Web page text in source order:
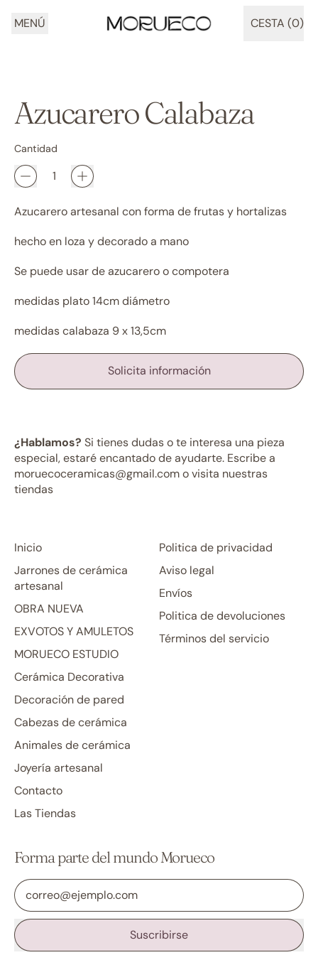
MENÚ CESTA (0)
ARTÍCULOS
Azucarero Calabaza
Cantidad
Azucarero artesanal con forma de frutas y hortalizas
hecho en loza y decorado a mano
Se puede usar de azucarero o compotera
medidas plato 14cm diámetro
medidas calabaza 9 x 13,5cm
Solicita información
¿Hablamos? Si tienes dudas o te interesa una pieza
especial, estaré encantado de ayudarte. Escribe a
moruecoceramicas@gmail.com o visita nuestras
tiendas
Inicio
Jarrones de cerámica
artesanal
OBRA NUEVA
EXVOTOS Y AMULETOS
MORUECO ESTUDIO
Cerámica Decorativa
Decoración de pared
Cabezas de cerámica
Animales de cerámica
Joyería artesanal
Contacto
Las Tiendas
Politica de privacidad
Aviso legal
Envíos
Politica de devoluciones
Términos del servicio
Forma parte del mundo Morueco
Dirección de correo electrónico
Suscribirse